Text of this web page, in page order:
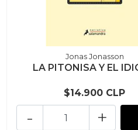
Jonas Jonasson
LA PITONISA Y EL
$14.900 CLP
- +